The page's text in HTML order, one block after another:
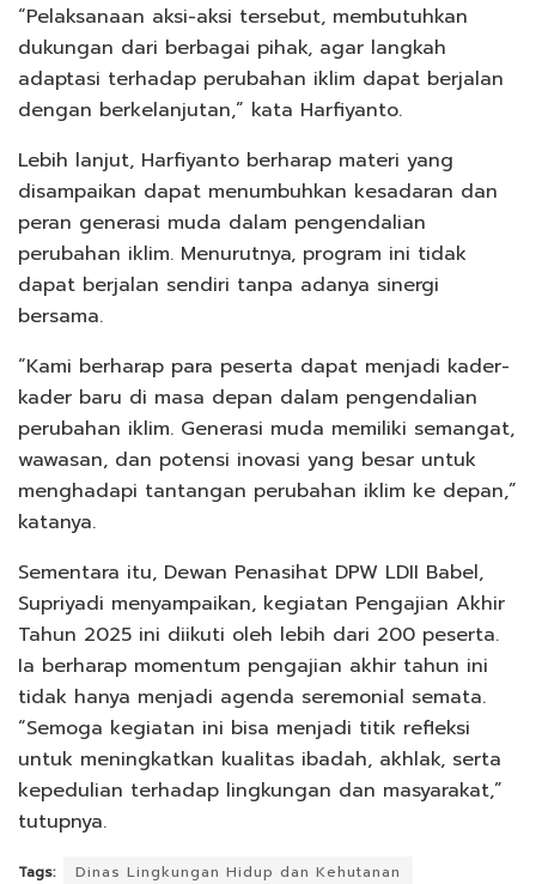
“Pelaksanaan aksi-aksi tersebut, membutuhkan
dukungan dari berbagai pihak, agar langkah
adaptasi terhadap perubahan iklim dapat berjalan
dengan berkelanjutan,” kata Harfiyanto.
Lebih lanjut, Harfiyanto berharap materi yang
disampaikan dapat menumbuhkan kesadaran dan
peran generasi muda dalam pengendalian
perubahan iklim. Menurutnya, program ini tidak
dapat berjalan sendiri tanpa adanya sinergi
bersama.
“Kami berharap para peserta dapat menjadi kader-
kader baru di masa depan dalam pengendalian
perubahan iklim. Generasi muda memiliki semangat,
wawasan, dan potensi inovasi yang besar untuk
menghadapi tantangan perubahan iklim ke depan,”
katanya.
Sementara itu, Dewan Penasihat DPW LDII Babel,
Supriyadi menyampaikan, kegiatan Pengajian Akhir
Tahun 2025 ini diikuti oleh lebih dari 200 peserta.
Ia berharap momentum pengajian akhir tahun ini
tidak hanya menjadi agenda seremonial semata.
“Semoga kegiatan ini bisa menjadi titik refleksi
untuk meningkatkan kualitas ibadah, akhlak, serta
kepedulian terhadap lingkungan dan masyarakat,”
tutupnya.
Tags:
Dinas Lingkungan Hidup dan Kehutanan